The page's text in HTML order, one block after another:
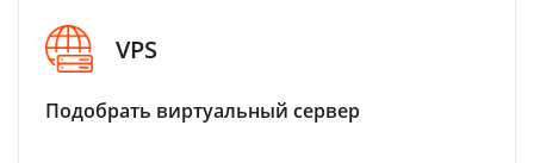
VPS
Подобрать виртуальный сервер